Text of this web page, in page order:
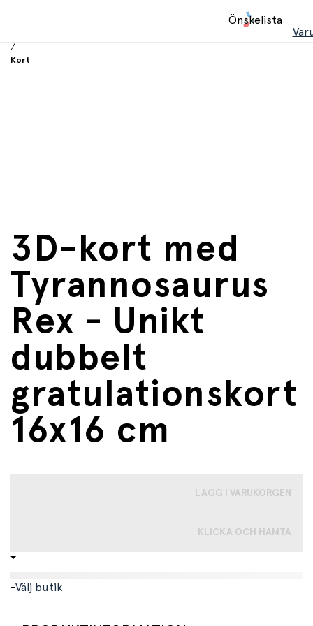
Önskelista
/
Kort
3D-kort med
Tyrannosaurus
Rex - Unikt
dubbelt
gratulationskort
16x16 cm
LÄGG I VARUKORGEN
KLICKA OCH HÄMTA
-Välj butik